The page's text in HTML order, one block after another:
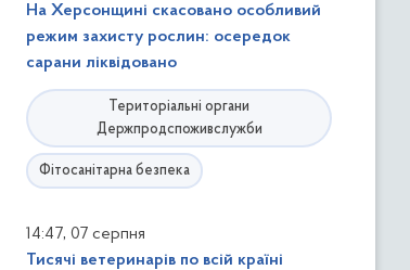
На Херсонщині скасовано особливий
режим захисту рослин: осередок
сарани ліквідовано
Територіальні органи
Держпродспоживслужби
Фітосанітарна безпека
14:47, 07 серпня
Тисячі ветеринарів по всій країні